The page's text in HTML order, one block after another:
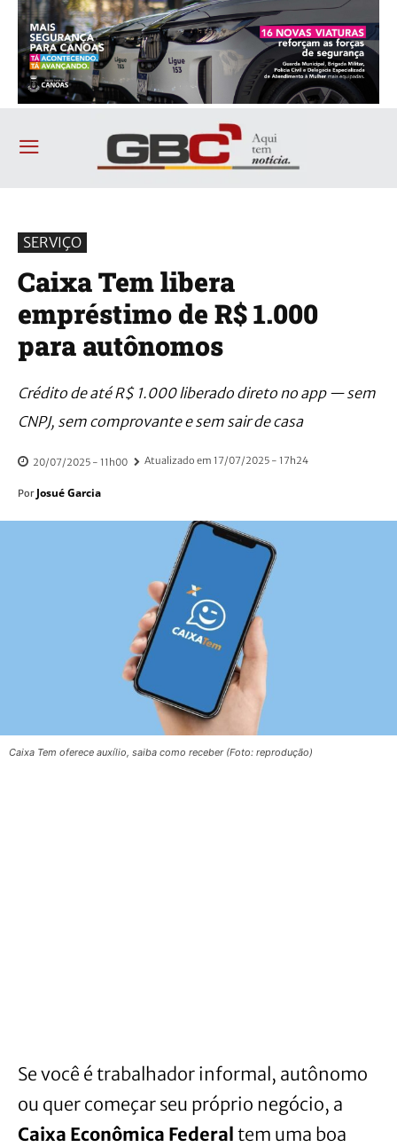
SERVIÇO
Caixa Tem libera
empréstimo de R$ 1.000
para autônomos
Crédito de até R$ 1.000 liberado direto no app — sem
CNPJ, sem comprovante e sem sair de casa
20/07/2025 - 11h00 Atualizado em 17/07/2025 - 17h24
Por Josué Garcia
Caixa Tem oferece auxílio, saiba como receber (Foto: reprodução)
Se você é trabalhador informal, autônomo
ou quer começar seu próprio negócio, a
Caixa Econômica Federal tem uma boa